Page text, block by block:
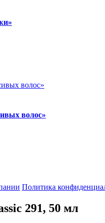
волос»
Политика
291, 50 мл